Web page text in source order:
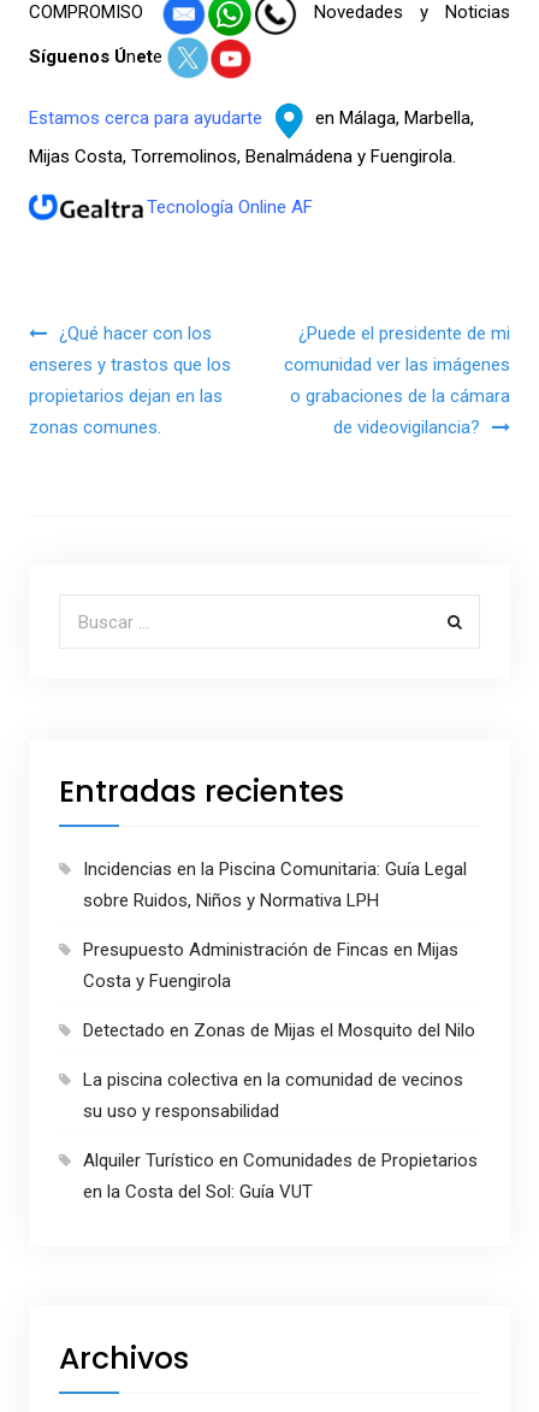
COMPROMISO
Novedades y Noticias
Síguenos Únete
Estamos cerca para ayudarte
en Málaga, Marbella,
Mijas Costa, Torremolinos, Benalmádena y Fuengirola.
Tecnología Online AF
Navegación de entradas
¿Qué hacer con los
enseres y trastos que los
propietarios dejan en las
zonas comunes.
¿Puede el presidente de mi
comunidad ver las imágenes
o grabaciones de la cámara
de videovigilancia?
Buscar por:
Entradas recientes
Incidencias en la Piscina Comunitaria: Guía Legal
sobre Ruidos, Niños y Normativa LPH
Presupuesto Administración de Fincas en Mijas
Costa y Fuengirola
Detectado en Zonas de Mijas el Mosquito del Nilo
La piscina colectiva en la comunidad de vecinos
su uso y responsabilidad
Alquiler Turístico en Comunidades de Propietarios
en la Costa del Sol: Guía VUT
Archivos